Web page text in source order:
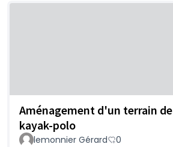
Aménagement d'un terrain de
kayak-polo
lemonnier Gérard 0